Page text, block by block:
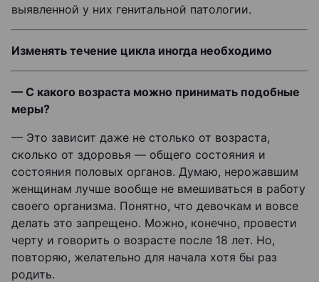
выявленной у них генитальной патологии.
Изменять течение цикла иногда необходимо
— С какого возраста можно принимать подобные
меры?
— Это зависит даже не столько от возраста,
сколько от здоровья — общего состояния и
состояния половых органов. Думаю, нерожавшим
женщинам лучше вообще не вмешиваться в работу
своего организма. Понятно, что девочкам и вовсе
делать это запрещено. Можно, конечно, провести
черту и говорить о возрасте после 18 лет. Но,
повторяю, желательно для начала хотя бы раз
родить.